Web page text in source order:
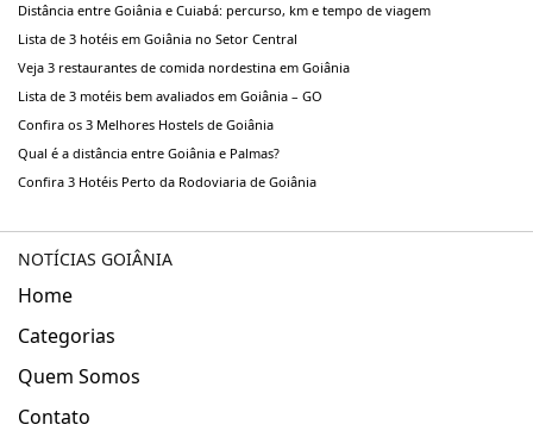
Distância entre Goiânia e Cuiabá: percurso, km e tempo de viagem
Lista de 3 hotéis em Goiânia no Setor Central
Veja 3 restaurantes de comida nordestina em Goiânia
Lista de 3 motéis bem avaliados em Goiânia – GO
Confira os 3 Melhores Hostels de Goiânia
Qual é a distância entre Goiânia e Palmas?
Confira 3 Hotéis Perto da Rodoviaria de Goiânia
NOTÍCIAS GOIÂNIA
Home
Categorias
Quem Somos
Contato